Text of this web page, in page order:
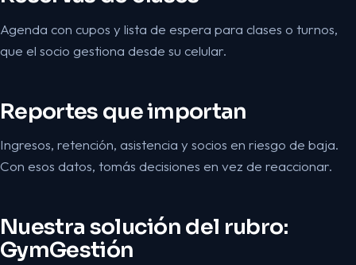
Agenda con cupos y lista de espera para clases o turnos,
que el socio gestiona desde su celular.
Reportes que importan
Ingresos, retención, asistencia y socios en riesgo de baja.
Con esos datos, tomás decisiones en vez de reaccionar.
Nuestra solución del rubro:
GymGestión